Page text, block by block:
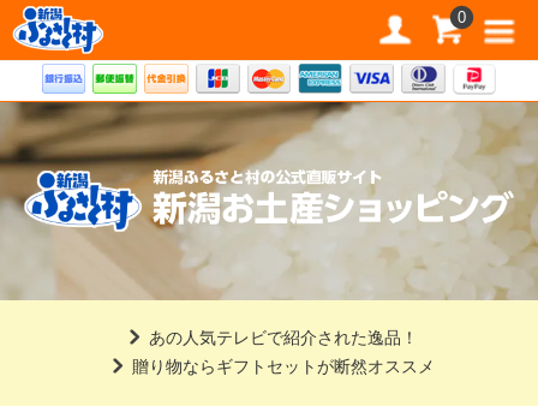
道の駅 新潟ふるさと村公式直販サイト 0
あの人気テレビで紹介された逸品！
贈り物ならギフトセットが断然オススメ